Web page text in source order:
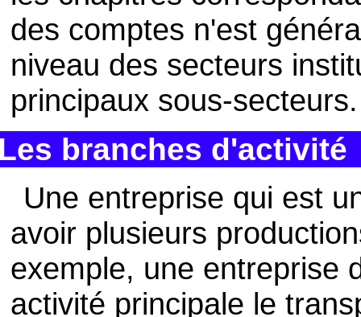
des comptes n'est
niveau des secteurs
principaux sous-secteurs.
branches d'activité
Une entreprise qui est
avoir plusieurs
exemple, une entreprise
activité principale le